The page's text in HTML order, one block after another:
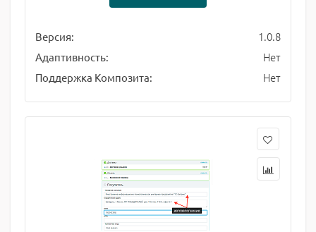
Версия: 1.0.8
Адаптивность: Нет
Поддержка Композита: Нет